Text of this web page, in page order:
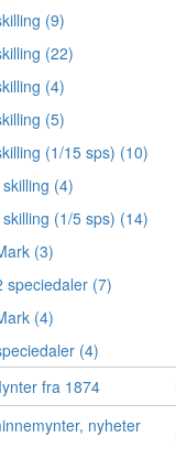
(9)
(22)
(4)
(5)
(1/15 sps) (10)
(4)
(1/5 sps) (14)
(3)
speciedaler (7)
(4)
(4)
fra 1874
nyheter